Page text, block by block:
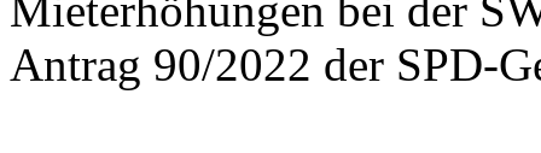
Antrag 90/2022 der SPD-